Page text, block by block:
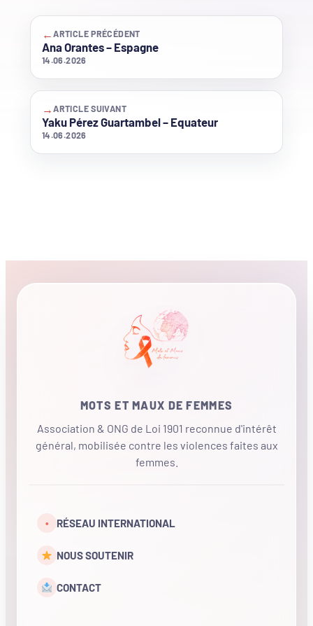
←ARTICLE PRÉCÉDENT
Ana Orantes – Espagne
14.06.2026
→ARTICLE SUIVANT
Yaku Pérez Guartambel – Equateur
14.06.2026
MOTS ET MAUX DE FEMMES
Association & ONG de Loi 1901 reconnue d'intérêt
général, mobilisée contre les violences faites aux
femmes.
• RÉSEAU INTERNATIONAL
NOUS SOUTENIR
CONTACT